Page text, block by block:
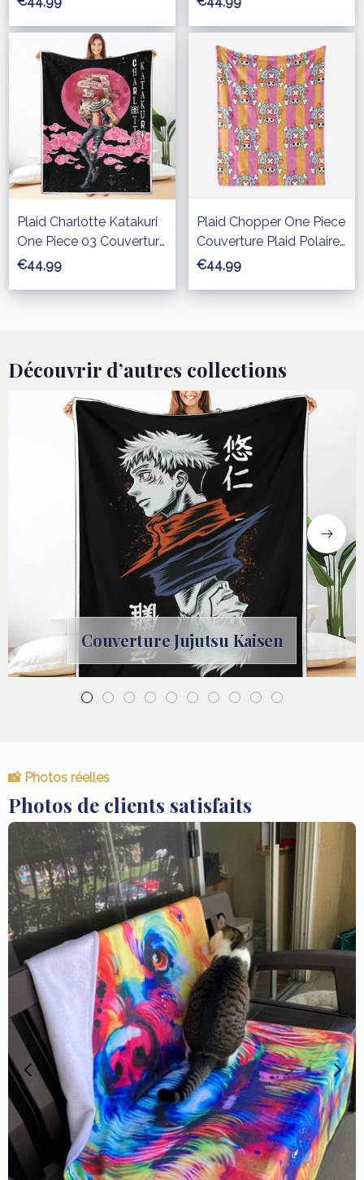
Plaid Charlotte Katakuri
One Piece 03 Couverture
Plaid Polaire Plaid
€44,99
Plaid Chopper One Piece
Couverture Plaid Polaire
Plaid Canapé
€44,99
Découvrir d’autres collections
Couverture Jujutsu Kaisen
📸 Photos réelles
Photos de clients satisfaits